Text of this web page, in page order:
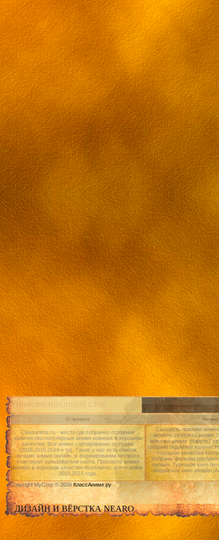
ИНФОРМАЦИОННЫЙ БЛОК
О проекте
Classanime.ru - место где собранно огромное
количество популярных аниме новинок в хорошем
качестве. Все аниме сортированно по годам
(2016,2015,2014 и тд). Также у нас есть список
лучших аниме онлайн, в формировании которого
участвуют пользователи сайта. Просмотр аниме
онлайн в хорошем качестве бесплатно. anime online
2015,2016 года.
Смотреть новинки
можете смотреть аниме
новинки аниме: Наруто2
собрано огромное
хорошем качестве
собраны фильмы
онлайн, Турецкое кино
Индийское кино
Copyright MyCorp © 2026КлассАниме.ру
ДИЗАЙН И ВЁРСТКА NEARO